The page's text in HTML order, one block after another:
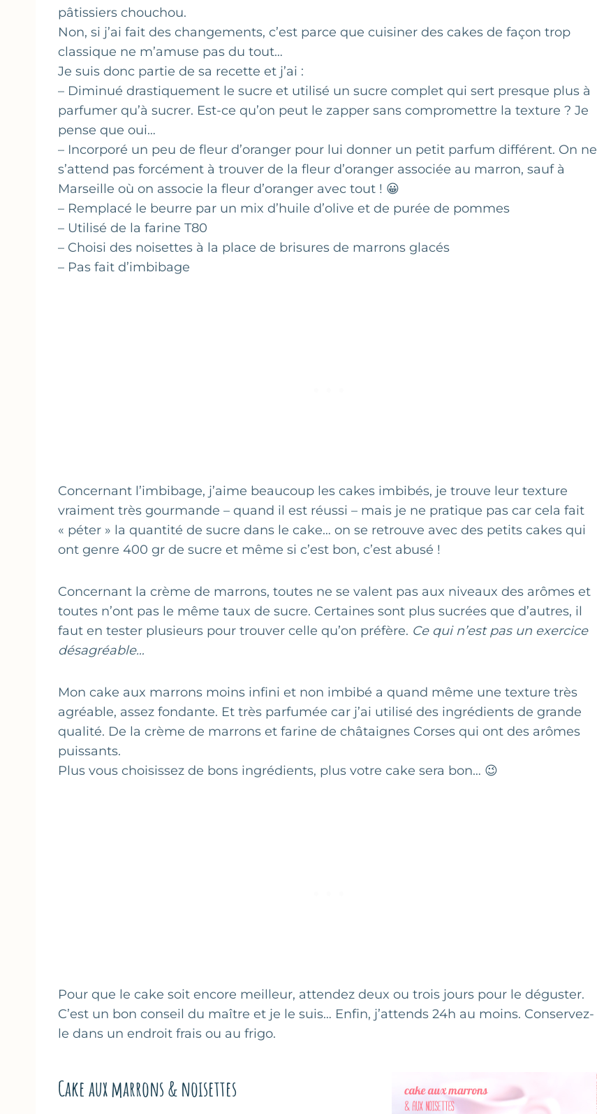
pâtissiers chouchou.
Non, si j’ai fait des changements, c’est parce que cuisiner des cakes de façon trop
classique ne m’amuse pas du tout…
Je suis donc partie de sa recette et j’ai :
– Diminué drastiquement le sucre et utilisé un sucre complet qui sert presque plus à
parfumer qu’à sucrer. Est-ce qu’on peut le zapper sans compromettre la texture ? Je
pense que oui…
– Incorporé un peu de fleur d’oranger pour lui donner un petit parfum différent. On ne
s’attend pas forcément à trouver de la fleur d’oranger associée au marron, sauf à
Marseille où on associe la fleur d’oranger avec tout ! 😀
– Remplacé le beurre par un mix d’huile d’olive et de purée de pommes
– Utilisé de la farine T80
– Choisi des noisettes à la place de brisures de marrons glacés
– Pas fait d’imbibage
Concernant l’imbibage, j’aime beaucoup les cakes imbibés, je trouve leur texture
vraiment très gourmande – quand il est réussi – mais je ne pratique pas car cela fait
« péter » la quantité de sucre dans le cake… on se retrouve avec des petits cakes qui
ont genre 400 gr de sucre et même si c’est bon, c’est abusé !
Concernant la crème de marrons, toutes ne se valent pas aux niveaux des arômes et
toutes n’ont pas le même taux de sucre. Certaines sont plus sucrées que d’autres, il
faut en tester plusieurs pour trouver celle qu’on préfère. Ce qui n’est pas un exercice
désagréable…
Mon cake aux marrons moins infini et non imbibé a quand même une texture très
agréable, assez fondante. Et très parfumée car j’ai utilisé des ingrédients de grande
qualité. De la crème de marrons et farine de châtaignes Corses qui ont des arômes
puissants.
Plus vous choisissez de bons ingrédients, plus votre cake sera bon… 😉
Pour que le cake soit encore meilleur, attendez deux ou trois jours pour le déguster.
C’est un bon conseil du maître et je le suis… Enfin, j’attends 24h au moins. Conservez-
le dans un endroit frais ou au frigo.
Cake aux marrons & noisettes